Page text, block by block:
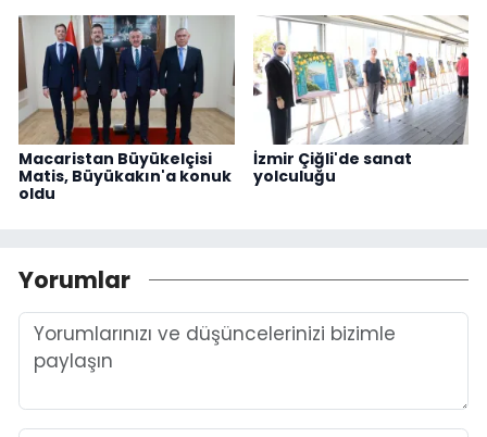
Macaristan Büyükelçisi
Matis, Büyükakın'a konuk
oldu
İzmir Çiğli'de sanat
yolculuğu
Yorumlar